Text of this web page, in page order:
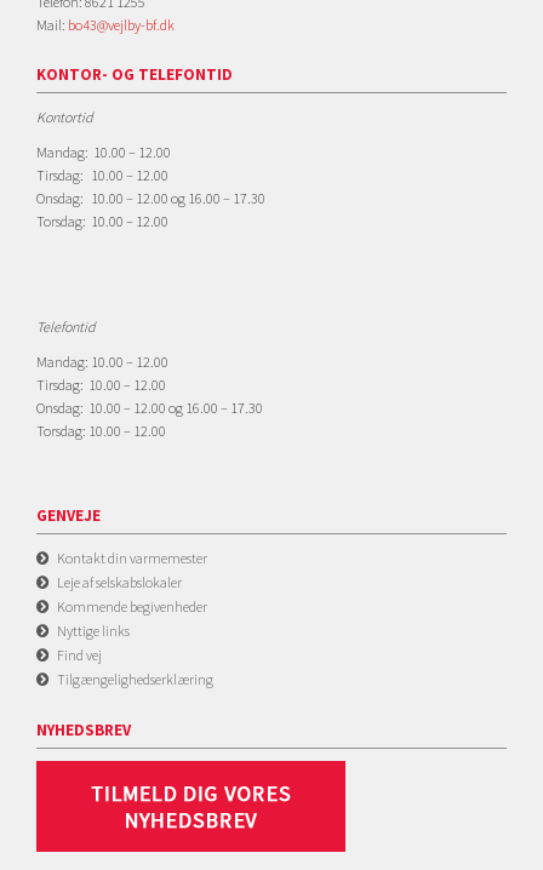
Mail: bo43@vejlby-bf.dk
KONTOR- OG TELEFONTID
Kontortid
Mandag: 10.00 – 12.00
Tirsdag: 10.00 – 12.00
Onsdag: 10.00 – 12.00 og 16.00 – 17.30
Torsdag: 10.00 – 12.00
Telefontid
Mandag: 10.00 – 12.00
Tirsdag: 10.00 – 12.00
Onsdag: 10.00 – 12.00 og 16.00 – 17.30
Torsdag: 10.00 – 12.00
GENVEJE
Kontakt din varmemester
Leje af selskabslokaler
Kommende begivenheder
Nyttige links
Find vej
Tilgængelighedserklæring
NYHEDSBREV